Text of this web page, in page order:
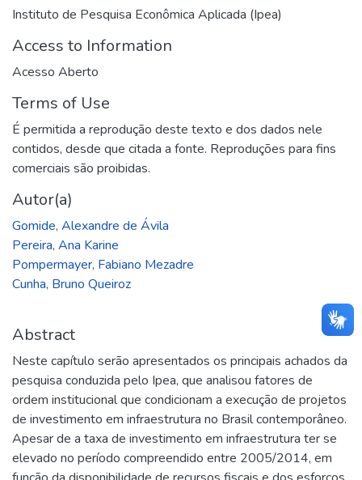
Instituto de Pesquisa Econômica Aplicada (Ipea)
Access to Information
Acesso Aberto
Terms of Use
É permitida a reprodução deste texto e dos dados nele
contidos, desde que citada a fonte. Reproduções para fins
comerciais são proibidas.
Autor(a)
Gomide, Alexandre de Ávila
Pereira, Ana Karine
Pompermayer, Fabiano Mezadre
Cunha, Bruno Queiroz
Abstract
Neste capítulo serão apresentados os principais achados da
pesquisa conduzida pelo Ipea, que analisou fatores de
ordem institucional que condicionam a execução de projetos
de investimento em infraestrutura no Brasil contemporâneo.
Apesar de a taxa de investimento em infraestrutura ter se
elevado no período compreendido entre 2005/2014, em